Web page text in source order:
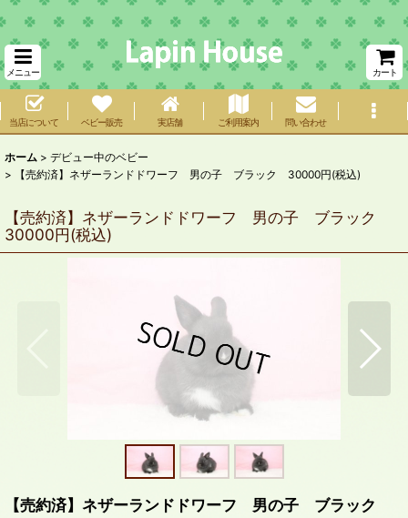
メニュー カート
当店について ベビー販売 実店舗 ご利用案内 問い合わせ
ホーム > デビュー中のベビー
>
【売約済】ネザーランドドワーフ 男の子 ブラック 30000円(税込)
【売約済】ネザーランドドワーフ 男の子 ブラック
30000円(税込)
【売約済】ネザーランドドワーフ 男の子 ブラック